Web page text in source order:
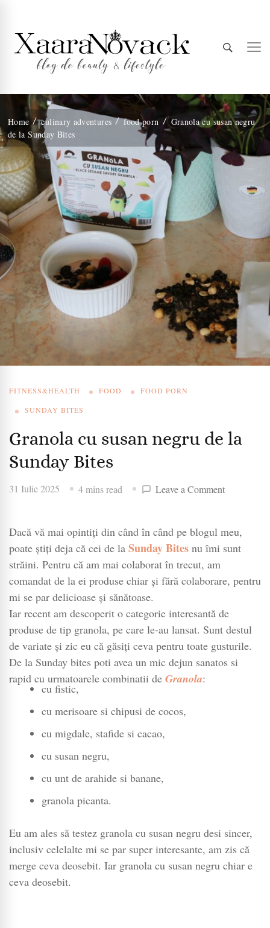
Xaara
Novack
Home culinary adventures food porn
Granola cu susan negru
de la Sunday Bites
FITNESS&HEALTH FOOD
FOOD PORN
SUNDAY BITES
Granola cu susan negru de la
Sunday Bites
31 Iulie 2025 4 mins read Leave a Commenton
susan
negru
Sunday
Dacă vă mai opintiți din când în când pe blogul meu,
poate știți deja că cei de la Sunday Bites nu îmi sunt
străini. Pentru că am mai colaborat în trecut, am
comandat de la ei produse chiar și fără colaborare, pentru
mi se par delicioase și sănătoase.
Iar recent am descoperit o categorie interesantă de
produse de tip granola, pe care le-au lansat. Sunt destul
de variate și zic eu că găsiți ceva pentru toate gusturile.
De la Sunday bites poti avea un mic dejun sanatos si
rapid cu urmatoarele combinatii de Granola:
cu fistic,
cu merisoare si chipusi de cocos,
cu migdale, stafide si cacao,
cu susan negru,
cu unt de arahide si banane,
granola picanta.
Eu am ales să testez granola cu susan negru desi sincer,
inclusiv celelalte mi se par super interesante, am zis că
merge ceva deosebit. Iar granola cu susan negru chiar e
ceva deosebit.